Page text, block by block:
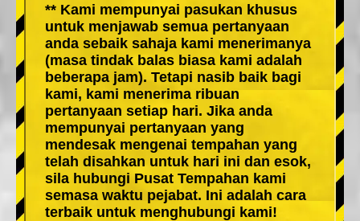
** Kami mempunyai pasukan khusus
untuk menjawab semua pertanyaan
anda sebaik sahaja kami menerimanya
(masa tindak balas biasa kami adalah
beberapa jam). Tetapi nasib baik bagi
kami, kami menerima ribuan
pertanyaan setiap hari. Jika anda
mempunyai pertanyaan yang
mendesak mengenai tempahan yang
telah disahkan untuk hari ini dan esok,
sila hubungi Pusat Tempahan kami
semasa waktu pejabat. Ini adalah cara
terbaik untuk menghubungi kami!